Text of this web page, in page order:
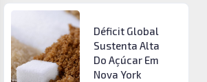
Déficit Global
Sustenta Alta
Do Açúcar Em
Nova York